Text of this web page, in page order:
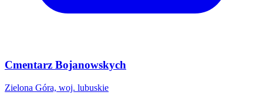
Cmentarz Bojanowskych
Zielona Góra, woj. lubuskie